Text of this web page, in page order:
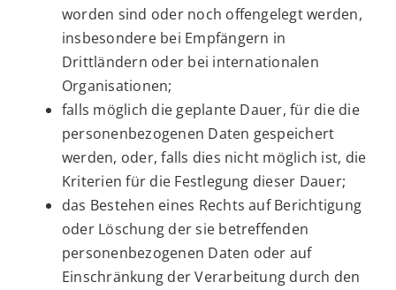
worden sind oder noch offengelegt werden,
insbesondere bei Empfängern in
Drittländern oder bei internationalen
Organisationen;
falls möglich die geplante Dauer, für die die
personenbezogenen Daten gespeichert
werden, oder, falls dies nicht möglich ist, die
Kriterien für die Festlegung dieser Dauer;
das Bestehen eines Rechts auf Berichtigung
oder Löschung der sie betreffenden
personenbezogenen Daten oder auf
Einschränkung der Verarbeitung durch den